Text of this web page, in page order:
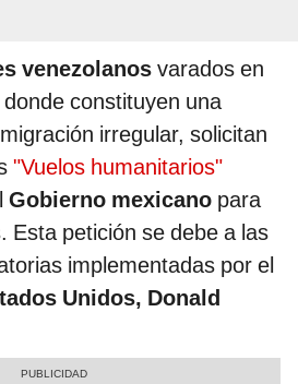
venezolanos varados en
donde constituyen una
irregular, solicitan
"Vuelos humanitarios"
Gobierno mexicano para
Esta petición se debe a las
implementadas por el
Unidos, Donald